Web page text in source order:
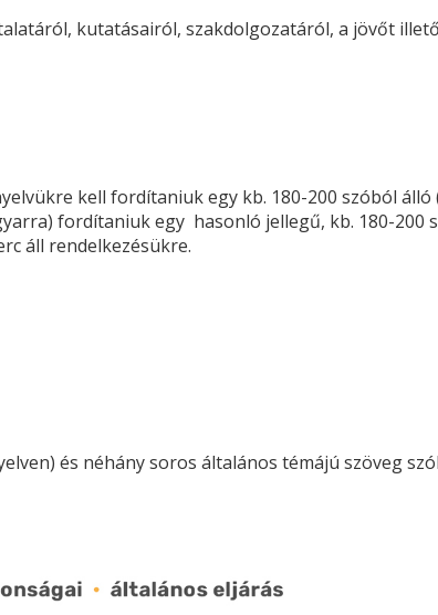
kutatásairól, szakdolgozatáról, a jövőt
kell fordítaniuk egy kb. 180-200 szóból
fordítaniuk egy hasonló jellegű, kb. 180-
áll rendelkezésükre.
és néhány soros általános témájú szöveg